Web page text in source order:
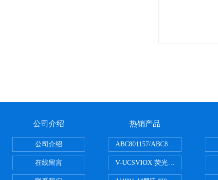
公司介绍
公司介绍
在线留言
热销产品
ABC801157/ABC801506ABC常规
V-UCSVIOX 荧光定量封板膜